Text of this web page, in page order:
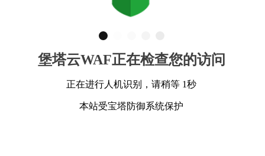
堡塔云WAF正在检查您的访问
正在进行人机识别，请稍等 1秒
本站受宝塔防御系统保护